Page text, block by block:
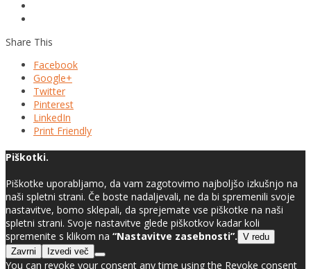
Share This
Facebook
Google+
Twitter
Pinterest
LinkedIn
Print Friendly
Piškotki.
Piškotke uporabljamo, da vam zagotovimo najboljšo izkušnjo na
naši spletni strani. Če boste nadaljevali, ne da bi spremenili svoje
nastavitve, bomo sklepali, da sprejemate vse piškotke na naši
spletni strani. Svoje nastavitve glede piškotkov kadar koli
spremenite s klikom na “Nastavitve zasebnosti”. V redu
Zavrni
Izvedi več
You can revoke your consent any time using the Revoke consent